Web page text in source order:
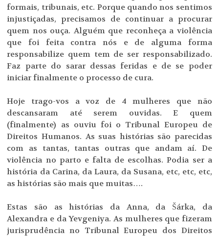
formais, tribunais, etc. Porque quando nos sentimos
injustiçadas, precisamos de continuar a procurar
quem nos ouça. Alguém que reconheça a violência
que foi feita contra nós e de alguma forma
responsabilize quem tem de ser responsabilizado.
Faz parte do sarar dessas feridas e de se poder
iniciar finalmente o processo de cura.
Hoje trago-vos a voz de 4 mulheres que não
descansaram até serem ouvidas. E quem
(finalmente) as ouviu foi o Tribunal Europeu de
Direitos Humanos. As suas histórias são parecidas
com as tantas, tantas outras que andam aí. De
violência no parto e falta de escolhas. Podia ser a
história da Carina, da Laura, da Susana, etc, etc, etc,
as histórias são mais que muitas….
Estas são as histórias da Anna, da Šárka, da
Alexandra e da Yevgeniya. As mulheres que fizeram
jurisprudência no Tribunal Europeu dos Direitos